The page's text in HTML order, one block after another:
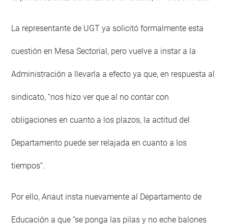
La representante de UGT ya solicitó formalmente esta
cuestión en Mesa Sectorial, pero vuelve a instar a la
Administración a llevarla a efecto ya que, en respuesta al
sindicato, “nos hizo ver que al no contar con
obligaciones en cuanto a los plazos, la actitud del
Departamento puede ser relajada en cuanto a los
tiempos”.
Por ello, Anaut insta nuevamente al Departamento de
Educación a que “se ponga las pilas y no eche balones